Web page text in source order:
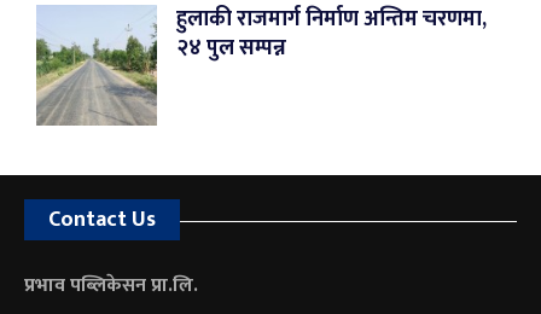
हुलाकी राजमार्ग निर्माण अन्तिम चरणमा,
२४ पुल सम्पन्न
Contact Us
प्रभाव पब्लिकेसन प्रा.लि.